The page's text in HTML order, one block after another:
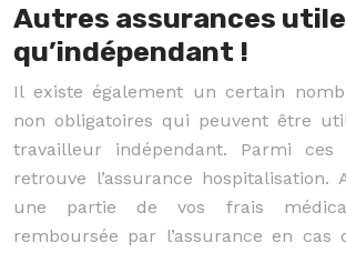
Autres assurances
qu’indépendant !
Il existe également un certain
non obligatoires qui peuvent être
travailleur indépendant. Parmi ces
retrouve l’assurance hospitalisation.
une partie de vos frais
remboursée par l’assurance en cas